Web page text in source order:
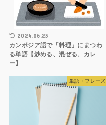
2024.06.23
カンボジア語で「料理」にまつわ
る単語【炒める、混ぜる、カレ
ー】
単語・フレーズ